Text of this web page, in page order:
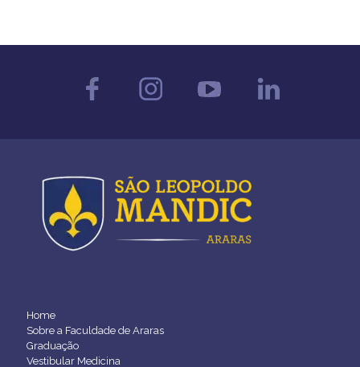
Home
Sobre a Faculdade de Araras
Graduação
Vestibular Medicina